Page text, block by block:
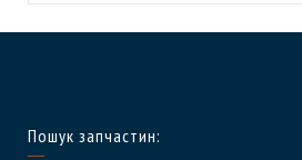
Пошук запчастин: